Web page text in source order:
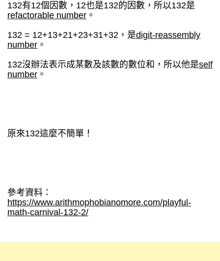
132有12個因數，12也是132的因數，所以132是
refactorable number 。
132 = 12+13+21+23+31+32，是digit-reassembly
number 。
132沒辦法表示成某數及該數的數位和，所以他是self
number 。
原來132這麼不簡單！
參考資料：
https://www.arithmophobianomore.com/playful-
math-carnival-132-2/